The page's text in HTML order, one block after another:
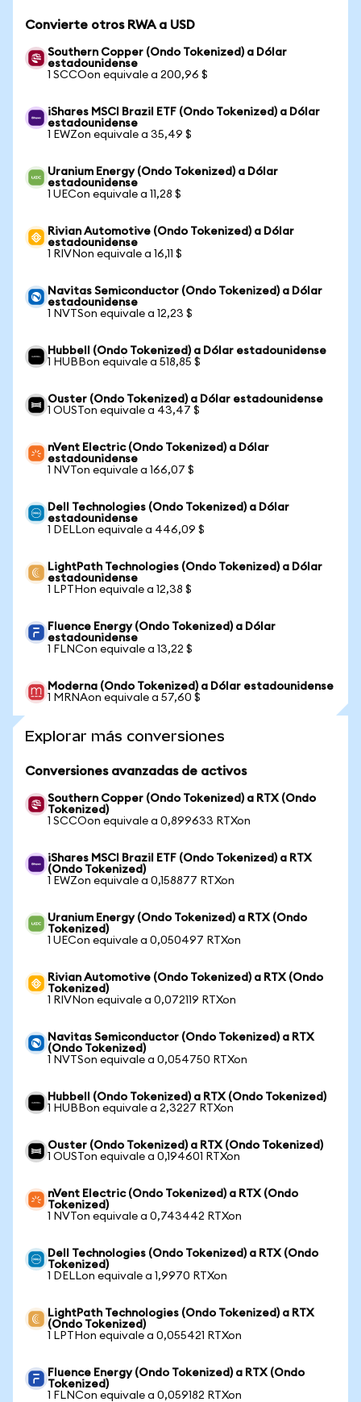
Convierte otros RWA a USD
Southern Copper (Ondo Tokenized) a Dólar
estadounidense
1 SCCOon equivale a 200,96 $
iShares MSCI Brazil ETF (Ondo Tokenized) a Dólar
estadounidense
1 EWZon equivale a 35,49 $
Uranium Energy (Ondo Tokenized) a Dólar
estadounidense
1 UECon equivale a 11,28 $
Rivian Automotive (Ondo Tokenized) a Dólar
estadounidense
1 RIVNon equivale a 16,11 $
Navitas Semiconductor (Ondo Tokenized) a Dólar
estadounidense
1 NVTSon equivale a 12,23 $
Hubbell (Ondo Tokenized) a Dólar estadounidense
1 HUBBon equivale a 518,85 $
Ouster (Ondo Tokenized) a Dólar estadounidense
1 OUSTon equivale a 43,47 $
nVent Electric (Ondo Tokenized) a Dólar
estadounidense
1 NVTon equivale a 166,07 $
Dell Technologies (Ondo Tokenized) a Dólar
estadounidense
1 DELLon equivale a 446,09 $
LightPath Technologies (Ondo Tokenized) a Dólar
estadounidense
1 LPTHon equivale a 12,38 $
Fluence Energy (Ondo Tokenized) a Dólar
estadounidense
1 FLNCon equivale a 13,22 $
Moderna (Ondo Tokenized) a Dólar estadounidense
1 MRNAon equivale a 57,60 $
Explorar más conversiones
Conversiones avanzadas de activos
Southern Copper (Ondo Tokenized) a RTX (Ondo
Tokenized)
1 SCCOon equivale a 0,899633 RTXon
iShares MSCI Brazil ETF (Ondo Tokenized) a RTX
(Ondo Tokenized)
1 EWZon equivale a 0,158877 RTXon
Uranium Energy (Ondo Tokenized) a RTX (Ondo
Tokenized)
1 UECon equivale a 0,050497 RTXon
Rivian Automotive (Ondo Tokenized) a RTX (Ondo
Tokenized)
1 RIVNon equivale a 0,072119 RTXon
Navitas Semiconductor (Ondo Tokenized) a RTX
(Ondo Tokenized)
1 NVTSon equivale a 0,054750 RTXon
Hubbell (Ondo Tokenized) a RTX (Ondo Tokenized)
1 HUBBon equivale a 2,3227 RTXon
Ouster (Ondo Tokenized) a RTX (Ondo Tokenized)
1 OUSTon equivale a 0,194601 RTXon
nVent Electric (Ondo Tokenized) a RTX (Ondo
Tokenized)
1 NVTon equivale a 0,743442 RTXon
Dell Technologies (Ondo Tokenized) a RTX (Ondo
Tokenized)
1 DELLon equivale a 1,9970 RTXon
LightPath Technologies (Ondo Tokenized) a RTX
(Ondo Tokenized)
1 LPTHon equivale a 0,055421 RTXon
Fluence Energy (Ondo Tokenized) a RTX (Ondo
Tokenized)
1 FLNCon equivale a 0,059182 RTXon